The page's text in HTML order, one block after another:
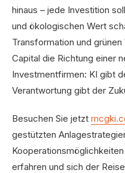
hinaus – jede Investition
und ökologischen Wert
Transformation und
Capital die Richtung einer
Investmentfirmen: KI gibt
Verantwortung gibt der
Besuchen Sie jetzt
gestützten
erfahren und sich der